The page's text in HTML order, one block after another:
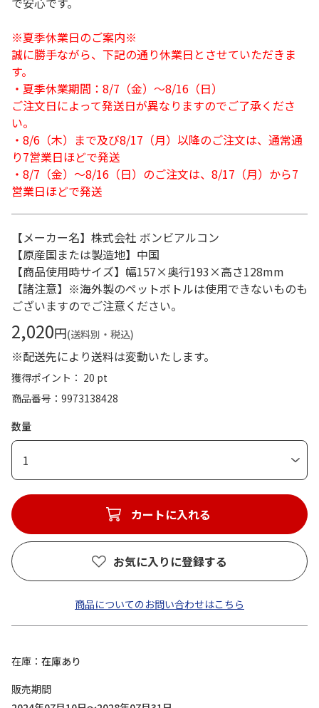
※夏季休業日のご案内※
誠に勝手ながら、下記の通り休業日とさせていただきま
す。
・夏季休業期間：8/7（金）～8/16（日）
ご注文日によって発送日が異なりますのでご了承くださ
い。
・8/6（木）まで及び8/17（月）以降のご注文は、通常通
り7営業日ほどで発送
・8/7（金）～8/16（日）のご注文は、8/17（月）から7
営業日ほどで発送
【メーカー名】株式会社 ボンビアルコン
【原産国または製造地】中国
【商品使用時サイズ】幅157×奥行193×高さ128mm
【諸注意】※海外製のペットボトルは使用できないものも
ございますのでご注意ください。
2,020円(送料別・税込)
※配送先により送料は変動いたします。
獲得ポイント： 20 pt
商品番号
9973138428
数量
1
カートに入れる
お気に入りに登録する
商品についてのお問い合わせはこちら
在庫
在庫あり
販売期間